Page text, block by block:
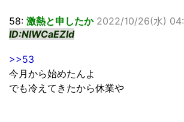
58: 激熱と申したか 2022/10/26(水)
ID:NlWCaEZId
>>53
今月から始めたんよ
でも冷えてきたから休業や